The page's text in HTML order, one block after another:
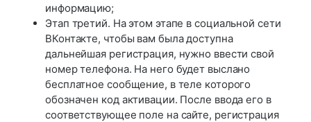
информацию;
Этап третий. На этом этапе в социальной сети
ВКонтакте, чтобы вам была доступна
дальнейшая регистрация, нужно ввести свой
номер телефона. На него будет выслано
бесплатное сообщение, в теле которого
обозначен код активации. После ввода его в
соответствующее поле на сайте, регистрация